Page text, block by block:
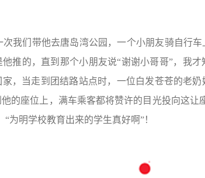
次我们带他去唐岛湾公园，一个小朋友骑自行
推的，直到那个小朋友说“谢谢小哥哥”，我
，当走到团结路站点时，一位白发苍苍的老
的座位上，满车乘客都将赞许的目光投向这让
为明学校教育出来的学生真好啊”！